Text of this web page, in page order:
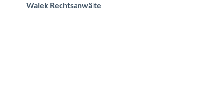
Walek Rechtsanwälte